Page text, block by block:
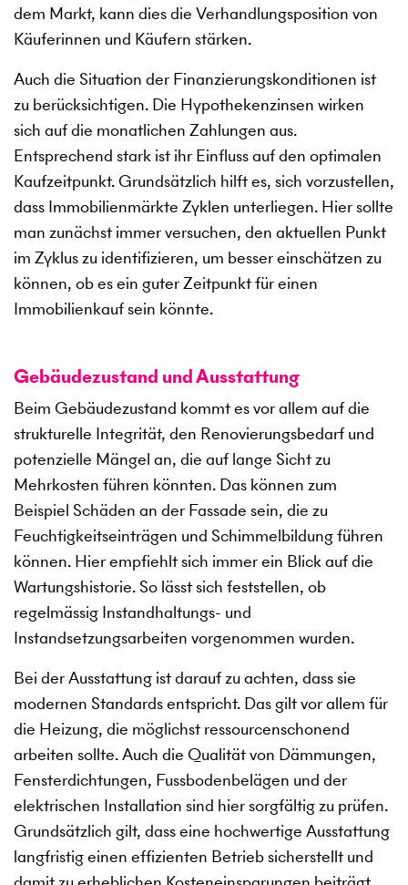
dem Markt, kann dies die Verhandlungsposition von
Käuferinnen und Käufern stärken.
Auch die Situation der Finanzierungskonditionen ist
zu berücksichtigen. Die Hypothekenzinsen wirken
sich auf die monatlichen Zahlungen aus.
Entsprechend stark ist ihr Einfluss auf den optimalen
Kaufzeitpunkt. Grundsätzlich hilft es, sich vorzustellen,
dass Immobilienmärkte Zyklen unterliegen. Hier sollte
man zunächst immer versuchen, den aktuellen Punkt
im Zyklus zu identifizieren, um besser einschätzen zu
können, ob es ein guter Zeitpunkt für einen
Immobilienkauf sein könnte.
Gebäudezustand und Ausstattung
Beim Gebäudezustand kommt es vor allem auf die
strukturelle Integrität, den Renovierungsbedarf und
potenzielle Mängel an, die auf lange Sicht zu
Mehrkosten führen könnten. Das können zum
Beispiel Schäden an der Fassade sein, die zu
Feuchtigkeitseinträgen und Schimmelbildung führen
können. Hier empfiehlt sich immer ein Blick auf die
Wartungshistorie. So lässt sich feststellen, ob
regelmässig Instandhaltungs- und
Instandsetzungsarbeiten vorgenommen wurden.
Bei der Ausstattung ist darauf zu achten, dass sie
modernen Standards entspricht. Das gilt vor allem für
die Heizung, die möglichst ressourcenschonend
arbeiten sollte. Auch die Qualität von Dämmungen,
Fensterdichtungen, Fussbodenbelägen und der
elektrischen Installation sind hier sorgfältig zu prüfen.
Grundsätzlich gilt, dass eine hochwertige Ausstattung
langfristig einen effizienten Betrieb sicherstellt und